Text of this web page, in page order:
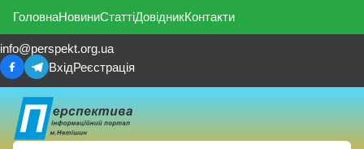
ГоловнаНовиниСтаттіДовідникКонтакти
info@perspekt.org.ua
ВхідРеєстрація